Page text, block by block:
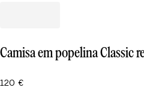
Camisa em popelina Classic
120 €